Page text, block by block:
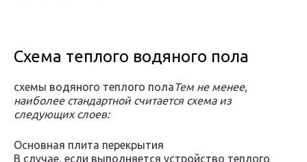
Схема теплого водяного пола
схемы водяного теплого полаТем не менее,
наиболее стандартной считается схема из
следующих слоев:
Основная плита перекрытия
В случае, если выполняется устройство теплого